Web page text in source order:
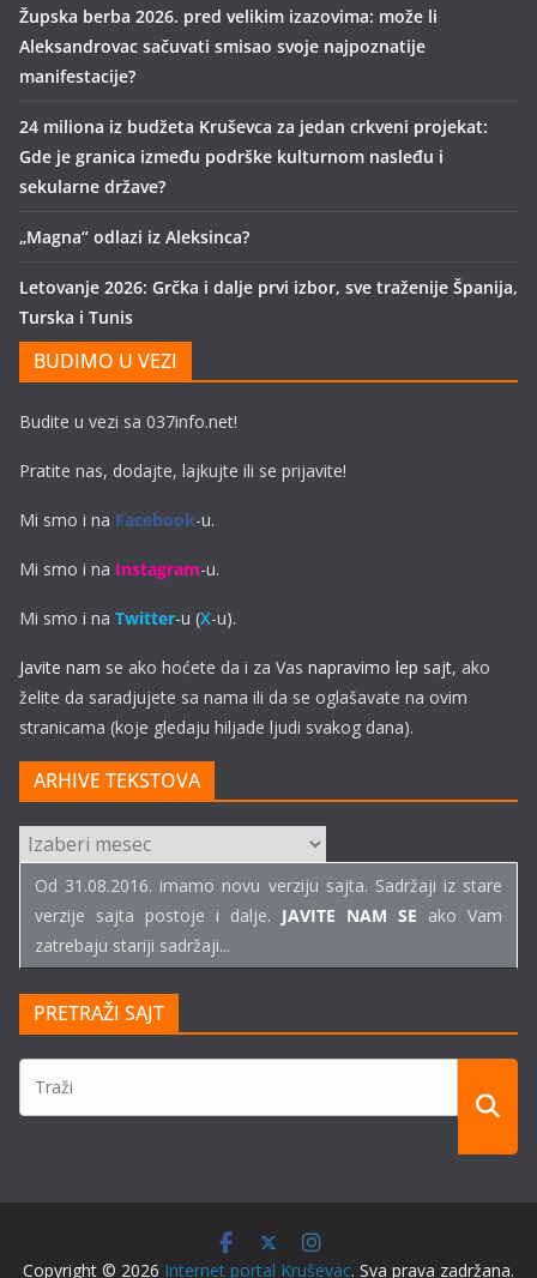
Župska berba 2026. pred velikim izazovima: može li
Aleksandrovac sačuvati smisao svoje najpoznatije
manifestacije?
24 miliona iz budžeta Kruševca za jedan crkveni projekat:
Gde je granica između podrške kulturnom nasleđu i
sekularne države?
„Magna“ odlazi iz Aleksinca?
Letovanje 2026: Grčka i dalje prvi izbor, sve traženije Španija,
Turska i Tunis
BUDIMO U VEZI
Budite u vezi sa 037info.net!
Pratite nas, dodajte, lajkujte ili se prijavite!
Mi smo i na Facebook-u.
Mi smo i na Instagram-u.
Mi smo i na Twitter-u (X-u).
Javite nam se ako hoćete da i za Vas napravimo lep sajt, ako
želite da saradjujete sa nama ili da se oglašavate na ovim
stranicama (koje gledaju hiljade ljudi svakog dana).
ARHIVE TEKSTOVA
ARHIVE
TEKSTOVA
Od 31.08.2016. imamo novu verziju sajta. Sadržaji iz stare
verzije sajta postoje i dalje. JAVITE NAM SE ako Vam
zatrebaju stariji sadržaji...
PRETRAŽI SAJT
Copyright © 2026 Internet portal Kruševac. Sva prava zadržana.